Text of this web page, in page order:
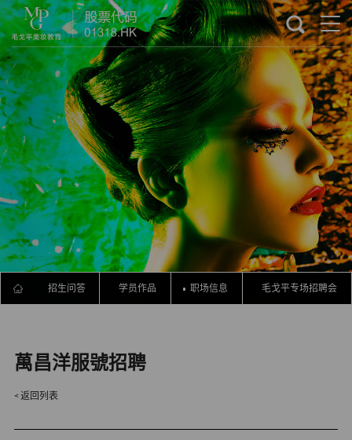
程 招生问答 学员作品 职场信息 毛戈平专场招聘会
萬昌洋服號招聘
返回列表